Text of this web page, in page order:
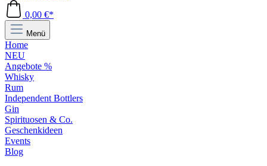
0,00 €*
Menü
Home
NEU
Angebote %
Whisky
Rum
Independent Bottlers
Gin
Spirituosen & Co.
Geschenkideen
Events
Blog